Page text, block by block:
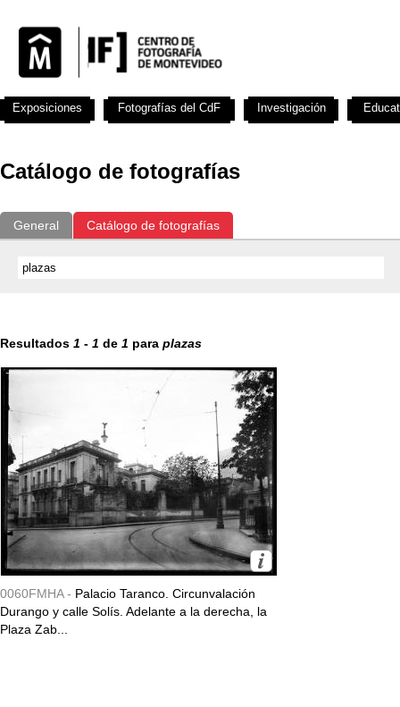
Catálogo de fotografías
General Catálogo de fotografías
Resultados 1 - 1 de 1 para plazas
0060FMHA - Palacio Taranco. Circunvalación
Durango y calle Solís. Adelante a la derecha, la
Plaza Zab...
Exposiciones Fotografías del CdF Investigación